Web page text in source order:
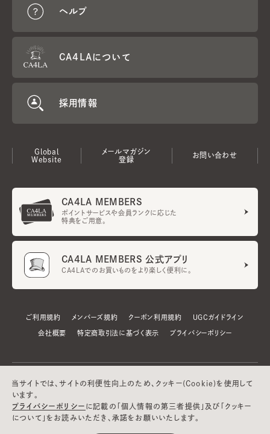
ヘルプ
CA4LAについて
採用情報
Global
Website
メールマガジン
登録
お問い合わせ
CA4LA MEMBERS
ポイントサービスや会員ランクに応じた
特典をご用意。
CA4LA MEMBERS 公式アプリ
CA4LAでのお買いものをより楽しく便利に。
ご利用規約 メンバーズ規約 クーポン利用規約 UGCガイドライン
会社概要 特定商取引法に基づく表示 プライバシーポリシー
当サイトでは、サイトの利便性向上のため、クッキー(Cookie)を使用して
います。
プライバシーポリシー に記載の「個人情報の第三者提供」及び「クッキー
について」をお読みいただき、承諾をお願いいたします。